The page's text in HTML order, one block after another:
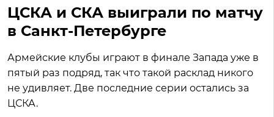
ЦСКА и СКА выиграли по матчу
в Санкт-Петербурге
Армейские клубы играют в финале Запада уже в
пятый раз подряд, так что такой расклад никого
не удивляет. Две последние серии остались за
ЦСКА.